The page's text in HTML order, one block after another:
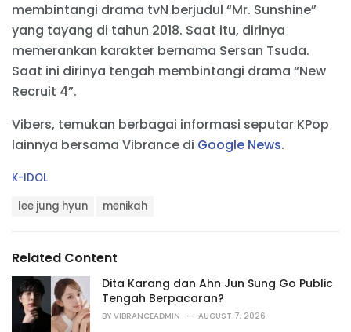
membintangi drama tvN berjudul “Mr. Sunshine”
yang tayang di tahun 2018. Saat itu, dirinya
memerankan karakter bernama Sersan Tsuda.
Saat ini dirinya tengah membintangi drama “New
Recruit 4”.
Vibers, temukan berbagai informasi seputar KPop
lainnya bersama Vibrance di Google News.
C
r
i
K-IDOL
:
lee jung hyun menikah
Related Content
Dita Karang dan Ahn Jun Sung Go Public
Tengah Berpacaran?
BY VIBRANCEADMIN AUGUST 7, 2026